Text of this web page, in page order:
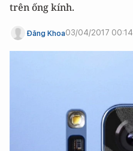
trên ống kính.
Đăng Khoa03/04/2017 00:14